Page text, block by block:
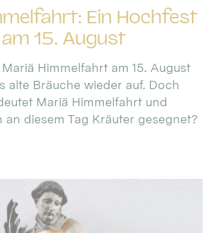
Ein Hochfest
15. August
Himmelfahrt am 15. August
alte Bräuche wieder auf. Doch
Mariä Himmelfahrt und
an diesem Tag Kräuter gesegnet?